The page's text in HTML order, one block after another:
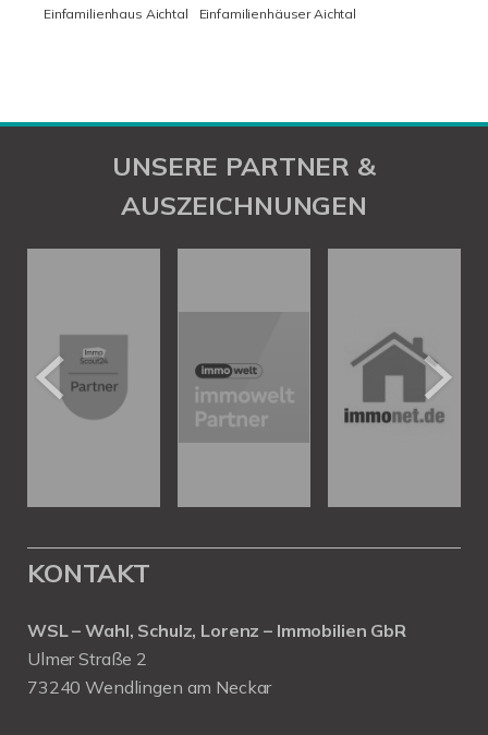
Einfamilienhaus Aichtal
Einfamilienhäuser Aichtal
UNSERE PARTNER &
AUSZEICHNUNGEN
KONTAKT
WSL – Wahl, Schulz, Lorenz – Immobilien GbR
Ulmer Straße 2
73240 Wendlingen am Neckar